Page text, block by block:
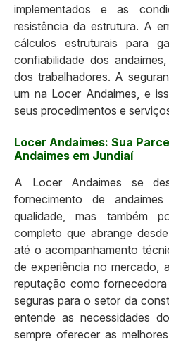
implementados e as
resistência da estrutura. A
cálculos estruturais para
confiabilidade dos
dos trabalhadores. A
um na Locer Andaimes, e
seus procedimentos e
Locer Andaimes: Sua
Andaimes em Jundiaí
A Locer Andaimes se
fornecimento de
qualidade, mas também
completo que abrange
até o acompanhamento
de experiência no mercado,
reputação como
seguras para o setor da
entende as necessidades
sempre oferecer as